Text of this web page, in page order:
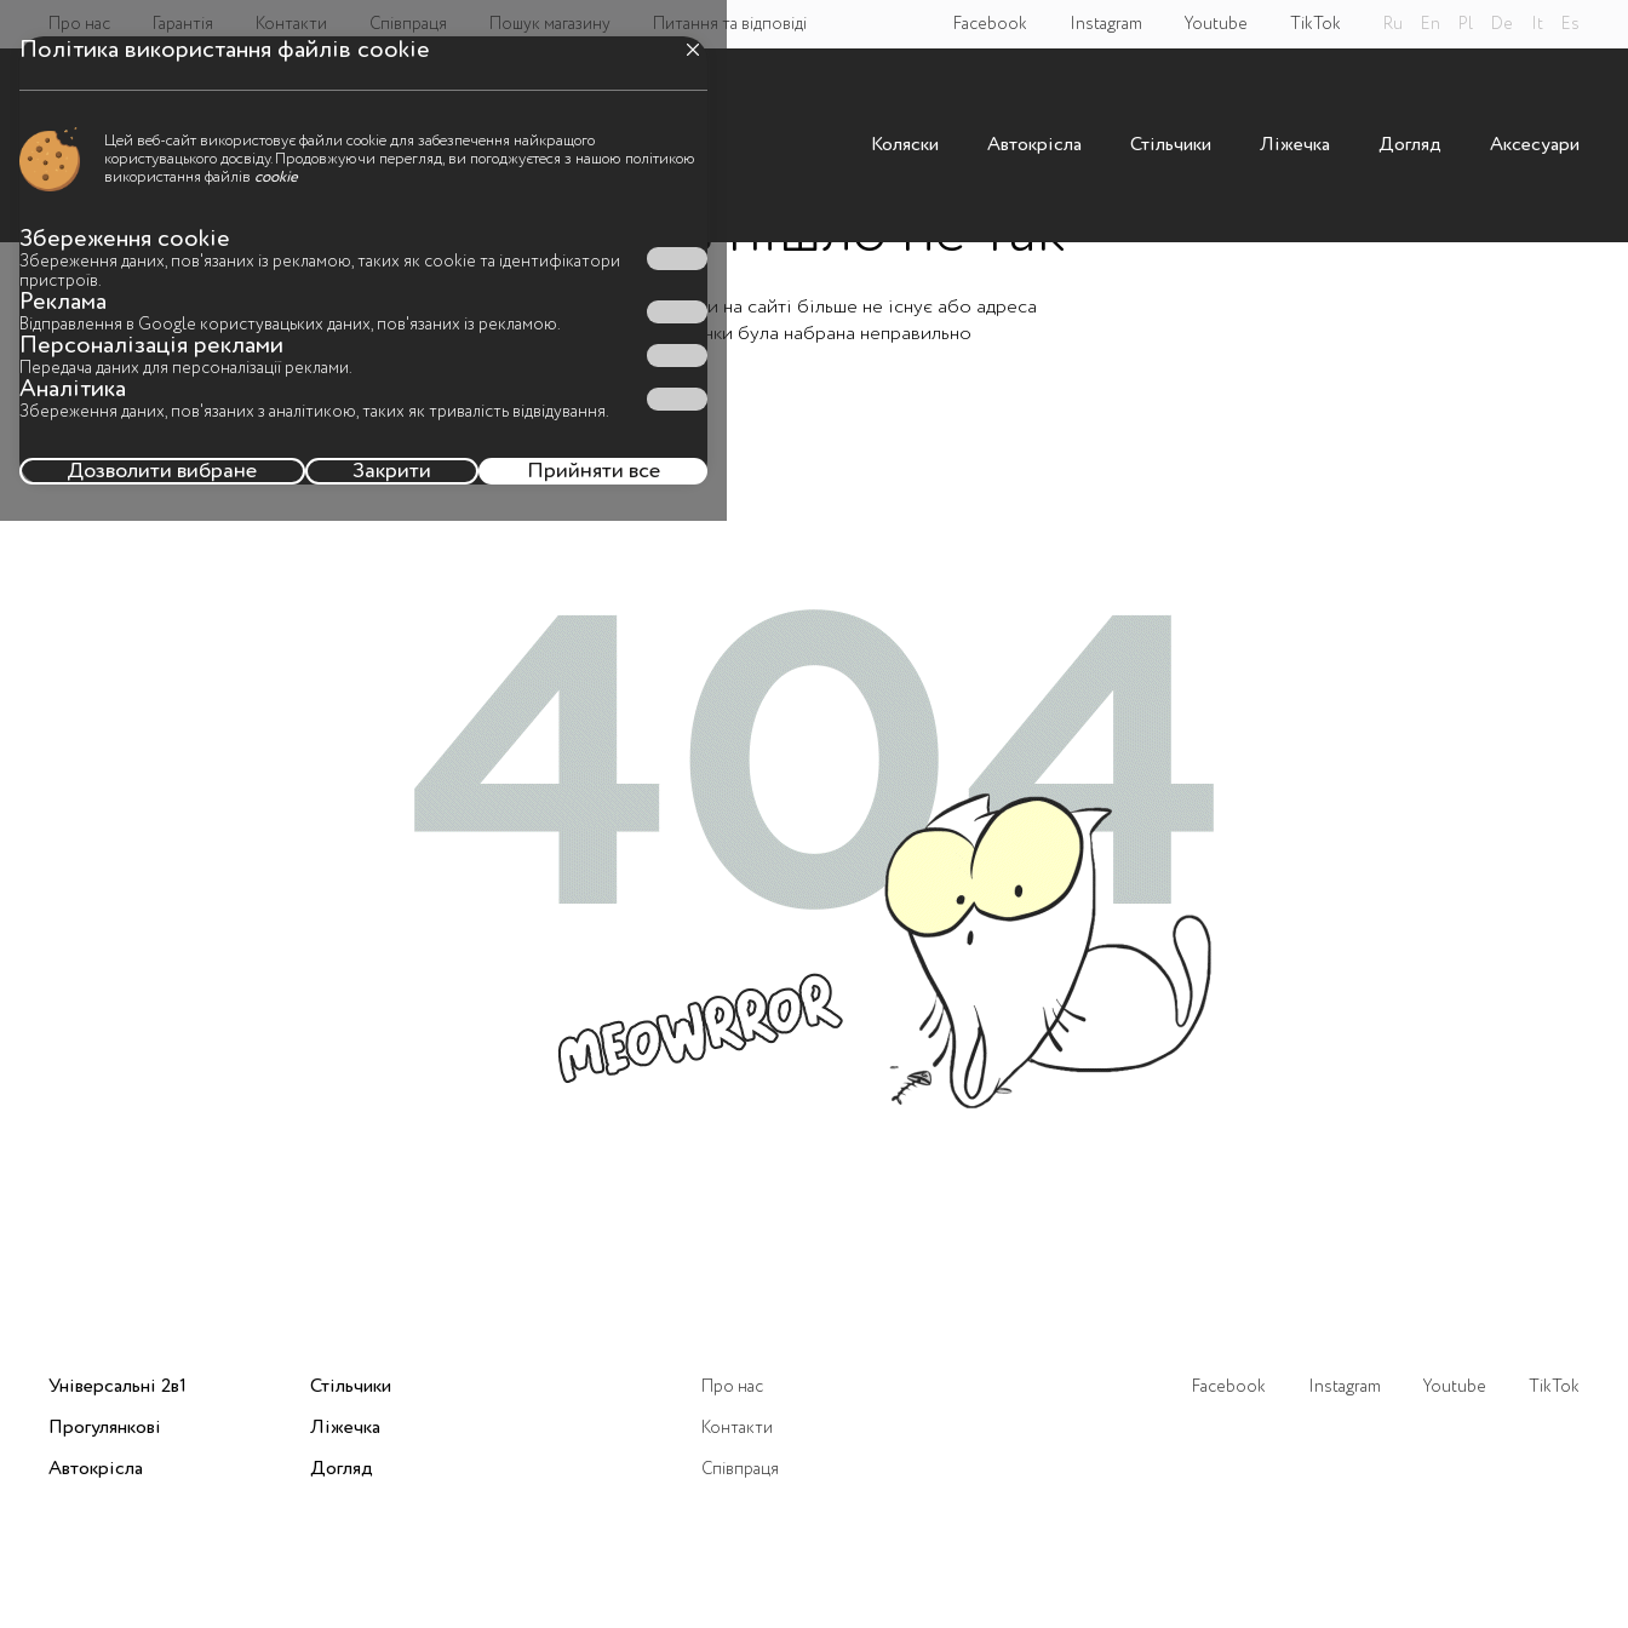
Про нас Гарантія Контакти Співпраця Пошук магазину Питання та вiдповiдi Facebook Instagram Youtube TikTok Ru En Pl De It Es
Коляски Автокрісла Стільчики Ліжечка Догляд Аксесуари
Щось пішло не так
Такої сторінки на сайті більше не існує або адреса
сторінки була набрана неправильно
Універсальні 2в1
Прогулянкові
Автокрісла
Стільчики
Ліжечка
Догляд
Про нас
Контакти
Співпраця
Facebook Instagram Youtube TikTok
Політика використання файлів cookie
Цей веб-сайт використовує файли cookie для забезпечення найкращого
користувацького досвіду. Продовжуючи перегляд, ви погоджуєтеся з нашою політикою
використання файлів cookie
Збереження cookie
Збереження даних, пов'язаних із рекламою, таких як cookie та ідентифікатори
пристроїв.
Реклама
Відправлення в Google користувацьких даних, пов'язаних із рекламою.
Персоналізація реклами
Передача даних для персоналізації реклами.
Аналітика
Збереження даних, пов'язаних з аналітикою, таких як тривалість відвідування.
Дозволити вибране Закрити Прийняти все